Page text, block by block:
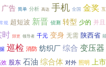
广告 简单 分析 高达 手机 全国 金奖
规 超短波 新晋 侦测 转型 少的 并且
时 隙更 领导者 千元 变身 无需 陕西省
巡检 消防 纺织厂 综合 变压器
股东 石油 综合体 对外 照明 上市